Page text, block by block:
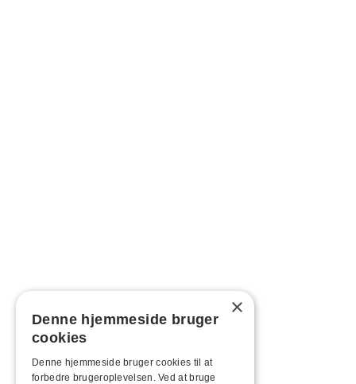
×
Denne hjemmeside bruger
cookies
Denne hjemmeside bruger cookies til at
forbedre brugeroplevelsen. Ved at bruge